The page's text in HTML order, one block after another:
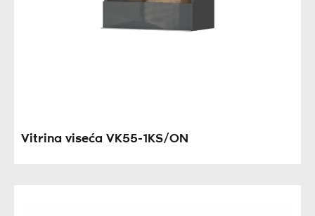
Vitrina viseća VK55-1KS/ON